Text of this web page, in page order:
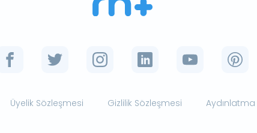
Üyelik Sözleşmesi Gizlilik Sözleşmesi